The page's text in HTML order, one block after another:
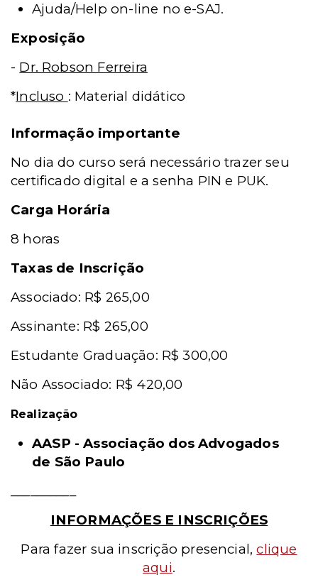
Ajuda/Help on-line no e-SAJ.
Exposição
- Dr. Robson Ferreira
*Incluso : Material didático
Informação importante
No dia do curso será necessário trazer seu
certificado digital e a senha PIN e PUK.
Carga Horária
8 horas
Taxas de Inscrição
Associado: R$ 265,00
Assinante: R$ 265,00
Estudante Graduação: R$ 300,00
Não Associado: R$ 420,00
Realização
AASP - Associação dos Advogados
de São Paulo
INFORMAÇÕES E INSCRIÇÕES
Para fazer sua inscrição presencial,clique
aqui.